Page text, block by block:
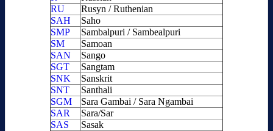
RU
Rusyn / Ruthenian
SAH
Saho
SMP
Sambalpuri / Sambealpuri
SM
Samoan
SAN
Sango
SGT
Sangtam
SNK
Sanskrit
SNT
Santhali
SGM
Sara Gambai / Sara Ngambai
SAR
Sara/Sar
SAS
Sasak